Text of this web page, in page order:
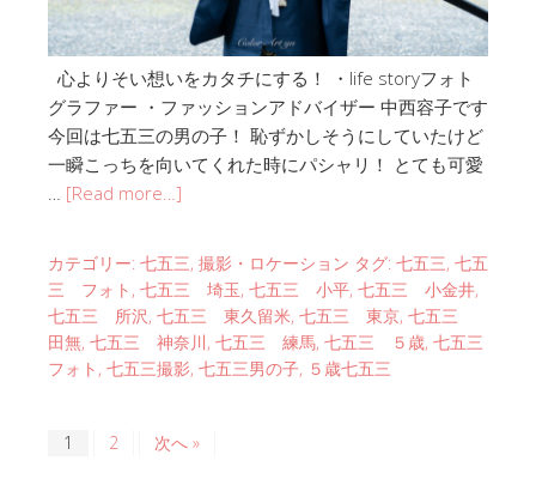
心よりそい想いをカタチにする！ ・life storyフォト
グラファー ・ファッションアドバイザー 中西容子です
今回は七五三の男の子！ 恥ずかしそうにしていたけど
一瞬こっちを向いてくれた時にパシャリ！ とても可愛
[Read more…]
カテゴリー: 七五三, 撮影・ロケーション タグ: 七五三, 七五
三 フォト , 七五三 埼玉, 七五三 小平, 七五三 小金井,
七五三 所沢, 七五三 東久留米, 七五三 東京, 七五三
田無, 七五三 神奈川, 七五三 練馬, 七五三 ５歳, 七五三
フォト , 七五三撮影, 七五三男の子, ５歳七五三
1 2 次へ »